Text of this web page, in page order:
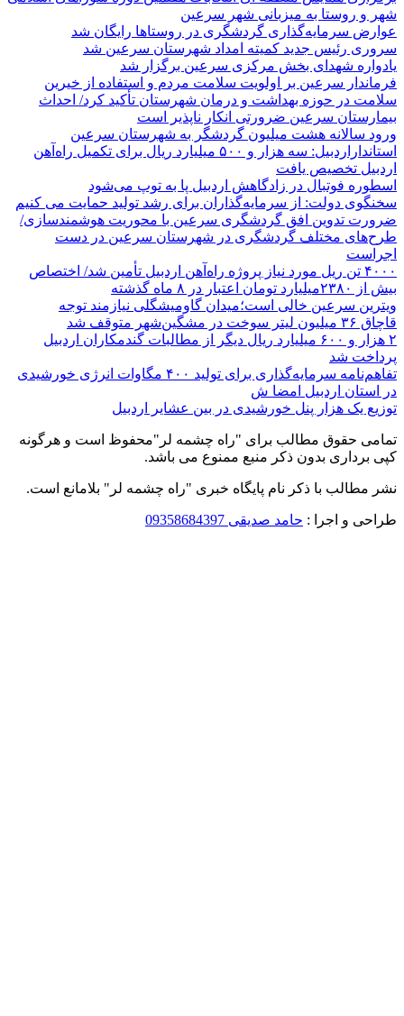
شهر و روستا به میزبانی شهر سرعین
عوارض سرمایه‌گذاری گردشگری در روستاها رایگان شد
سروری رئیس جدید کمیته امداد شهرستان سرعین شد
یادواره شهدای بخش مرکزی سرعین برگزار شد
فرماندار سرعین بر اولویت سلامت مردم و استفاده از خیرین
سلامت در حوزه بهداشت و درمان شهرستان تأکید کرد/ احداث
بیمارستان سرعین ضرورتی انکار ناپذیر است
ورود سالانه هشت میلیون گردشگر به شهرستان سرعین
استانداراردبیل: سه هزار و ۵۰۰ میلیارد ریال برای تکمیل راه‌آهن
اردبیل تخصیص یافت
اسطوره فوتبال در زادگاهش اردبیل پا به توپ می‌شود
سخنگوی دولت: از سرمایه‌گذاران برای رشد تولید حمایت می کنیم
ضرورت تدوین افق گردشگری سرعین با محوریت هوشمندسازی/
طرح‌های مختلف گردشگری در شهرستان سرعین در دست
اجراست
۴۰۰۰ تن ریل مورد نیاز پروژه راه‌آهن اردبیل تأمین شد/ اختصاص
بیش از ۲۳۸۰میلیارد تومان اعتبار در ۸ ماه گذشته
ویترین سرعین خالی است؛میدان گاومیشگلی نیازمند توجه
قاچاق ۳۶ میلیون لیتر سوخت در مشگین‌شهر متوقف شد
۲ هزار و ۶۰۰‌ میلیارد ریال دیگر از مطالبات گندمکاران اردبیل
پرداخت شد
تفاهم‌نامه سرمایه‌گذاری برای تولید ۴۰۰ مگاوات انرژی خورشیدی
در استان اردبیل امضا ش
توزیع یک هزار پنل خورشیدی در بین عشایر اردبیل
تمامی حقوق مطالب برای "راه چشمه لر"محفوظ است و هرگونه
کپی برداری بدون ذکر منبع ممنوع می باشد.
نشر مطالب با ذکر نام پایگاه خبری "راه چشمه لر" بلامانع است.
طراحی و اجرا : حامد صدیقی 09358684397